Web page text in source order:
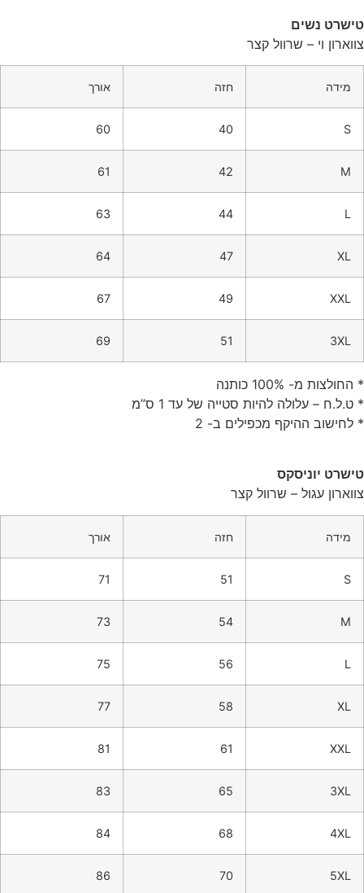
טישרט נשים
צווארון וי – שרוול קצר
מידה חזה אורך
S
40
60
M
42
61
L
44
63
XL
47
64
XXL
49
67
3XL
51
69
* החולצות מ- 100% כותנה
* ט.ל.ח – עלולה להיות סטייה של עד 1 ס”מ
* לחישוב ההיקף מכפילים ב- 2
טישרט יוניסקס
צווארון עגול – שרוול קצר
מידה חזה אורך
S
51
71
M
54
73
L
56
75
XL
58
77
XXL
61
81
3XL
65
83
4XL
68
84
5XL
70
86